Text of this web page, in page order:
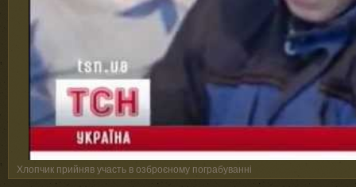
Хлопчик прийняв участь в озброєному пограбуванні